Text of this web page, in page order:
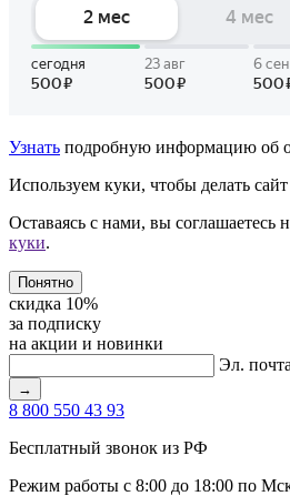
Узнать подробную информацию об
Используем куки, чтобы делать
Оставаясь с нами, вы соглашаетесь
куки.
Понятно
скидка 10%
за подписку
на акции и новинки
Эл. почта
→
8 800 550 43 93
Бесплатный звонок из РФ
Режим работы с 8:00 до 18:00 по